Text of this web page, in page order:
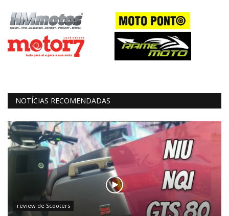
NOTÍCIAS RECOMENDADAS
review de Scooters